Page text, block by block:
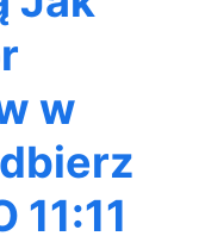
w
11:11